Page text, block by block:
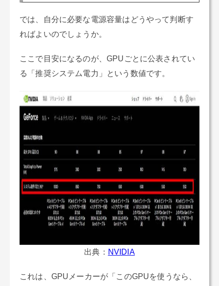
では、自分に必要な電源容量はどうやって判断す
ればよいのでしょうか。
ここで目安になるのが、GPUごとに公表されてい
る「推奨システム電力」という数値です。
出典： NVIDIA
これは、GPUメーカーが「このGPUを使うなら、